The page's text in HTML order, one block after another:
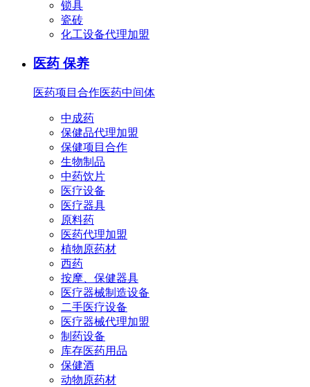
锁具
瓷砖
化工设备代理加盟
医药 保养
医药项目合作医药中间体
中成药
保健品代理加盟
保健项目合作
生物制品
中药饮片
医疗设备
医疗器具
原料药
医药代理加盟
植物原药材
西药
按摩、保健器具
医疗器械制造设备
二手医疗设备
医疗器械代理加盟
制药设备
库存医药用品
保健酒
动物原药材